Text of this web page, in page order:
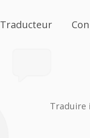
Traducteur
Traduire